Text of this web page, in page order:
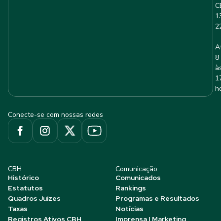
8
Conecte-se com nossas redes
CBH
Histórico
Estatutos
Quadros Juízes
Taxas
Registros Ativos CBH
Comunicação
Comunicados
Rankings
Programas e Resultados
Notícias
Imprensa | Marketing